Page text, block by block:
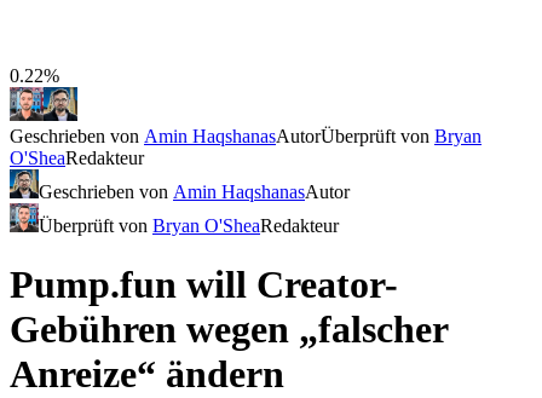
0.22%
Geschrieben von Amin HaqshanasAutorÜberprüft von Bryan
O'SheaRedakteur
Geschrieben von Amin HaqshanasAutor
Überprüft von Bryan O'SheaRedakteur
Pump.fun will Creator-
Gebühren wegen „falscher
Anreize“ ändern